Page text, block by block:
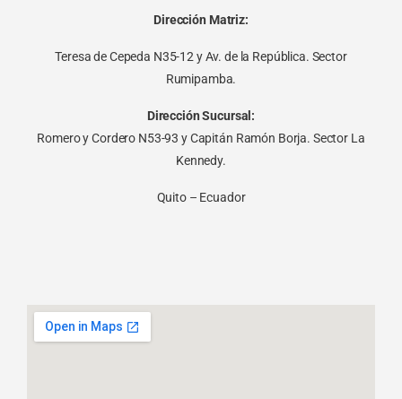
Dirección Matriz:
Teresa de Cepeda N35-12 y Av. de la República. Sector
Rumipamba.
Dirección Sucursal:
Romero y Cordero N53-93 y Capitán Ramón Borja. Sector La
Kennedy.
Quito – Ecuador